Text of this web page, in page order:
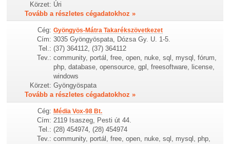
Körzet: Úri
Tovább a részletes cégadatokhoz »
Cég: Gyöngyös-Mátra Takarékszövetkezet
Cím: 3035 Gyöngyöspata, Dózsa Gy. U. 1-5.
Tel.: (37) 364112, (37) 364112
Tev.: community, portál, free, open, nuke, sql, mysql, fórum,
php, database, opensource, gpl, freesoftware, license,
windows
Körzet: Gyöngyöspata
Tovább a részletes cégadatokhoz »
Cég: Média Vox-98 Bt.
Cím: 2119 Isaszeg, Pesti út 44.
Tel.: (28) 454974, (28) 454974
Tev.: community, portál, free, open, nuke, sql, mysql, php,